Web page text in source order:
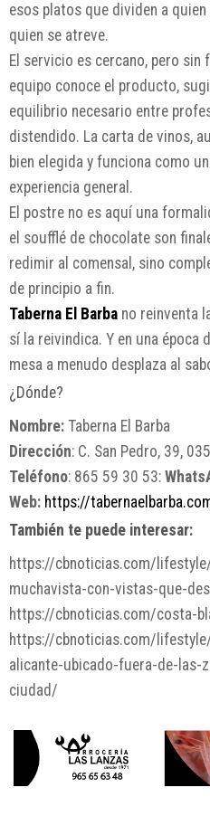
esos platos que dividen a
quien se atreve.
El servicio es cercano, pero sin
equipo conoce el producto,
equilibrio necesario entre
distendido. La carta de vinos,
bien elegida y funciona como
experiencia general.
El postre no es aquí una
el soufflé de chocolate son
redimir al comensal, sino
de principio a fin.
Taberna El Barba no reinventa
sí la reivindica. Y en una época
mesa a menudo desplaza al
¿Dónde?
Nombre: Taberna El Barba
Dirección: C. San Pedro, 39,
Teléfono: 865 59 30 53:
Web: https://
También te puede interesar:
https://cbnoticias.com/
muchavista-con-vistas-que-
https://cbnoticias.com/costa-
https://cbnoticias.com/
alicante-ubicado-fuera-de-
ciudad/